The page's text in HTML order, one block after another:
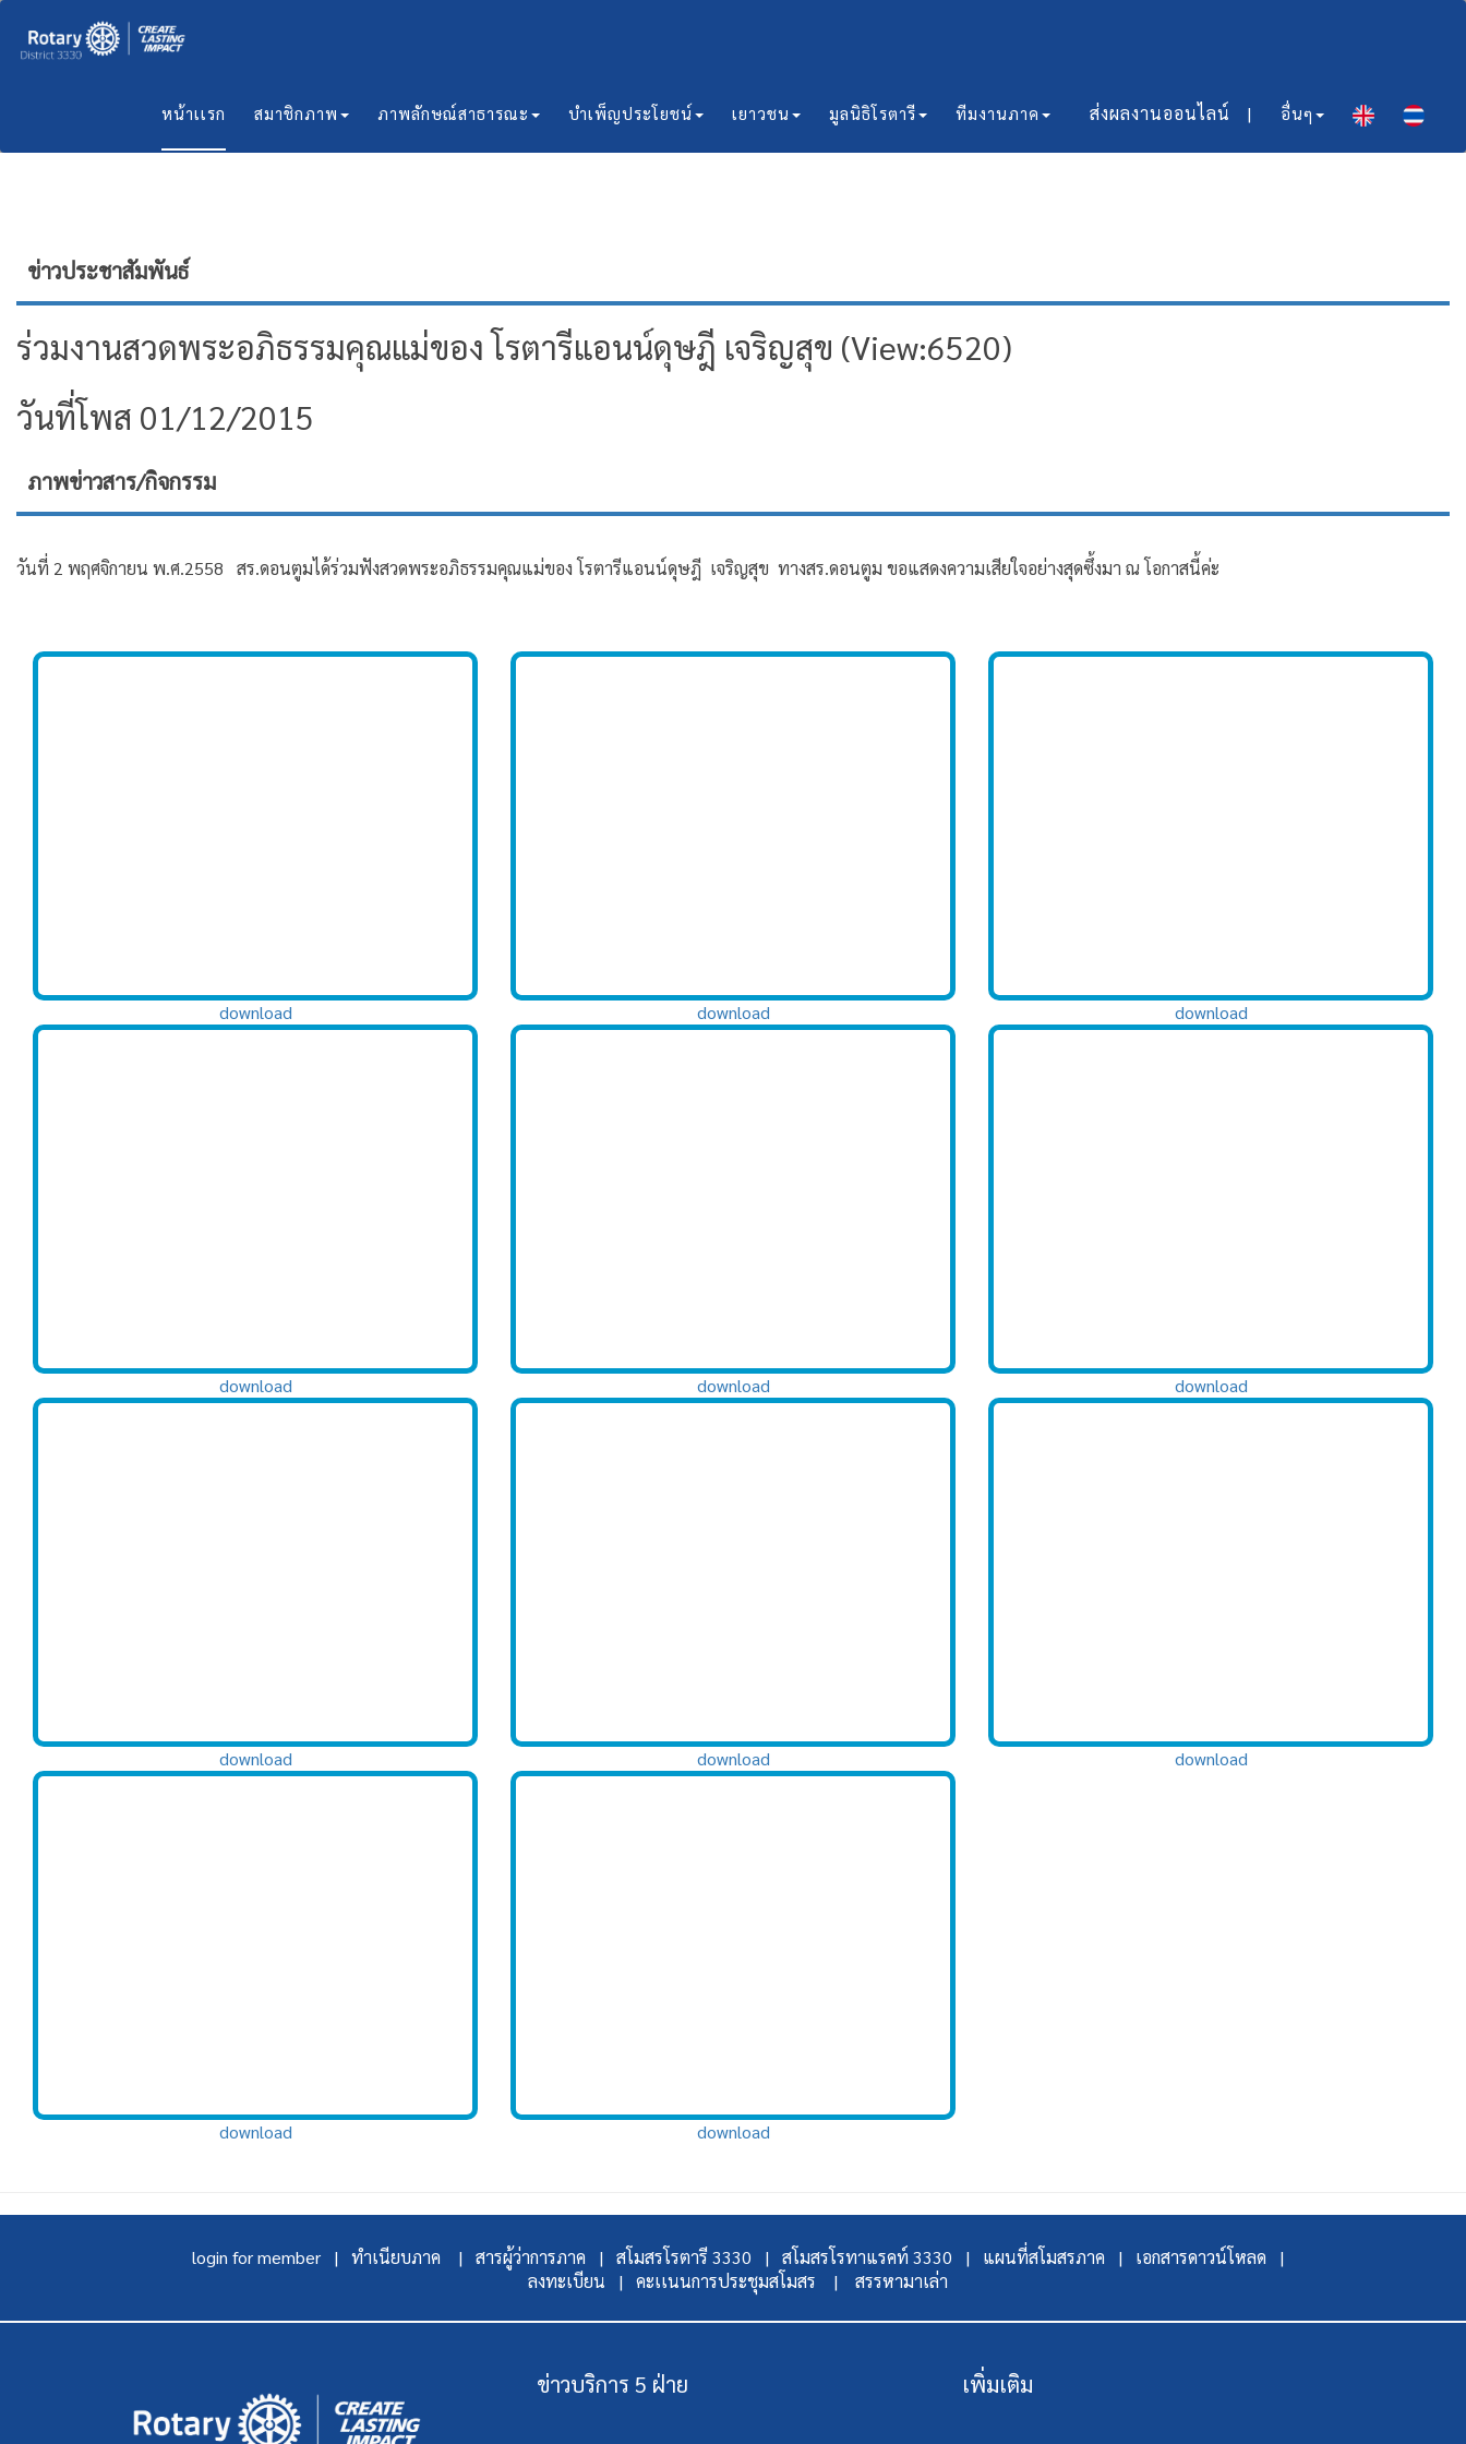
หน้าเเรก สมาชิกภาพ ภาพลักษณ์สาธารณะ บำเพ็ญประโยชน์ เยาวชน มูลนิธิโรตารี ทีมงานภาค ส่งผลงานออนไลน์​ | อื่นๆ
ข่าวประชาสัมพันธ์
ร่วมงานสวดพระอภิธรรมคุณแม่ของ โรตารีแอนน์ดุษฎี เจริญสุข (View:6520)
วันที่โพส 01/12/2015
ภาพข่าวสาร/กิจกรรม
วันที่ 2 พฤศจิกายน พ.ศ.2558 สร.ดอนตูมได้ร่วมฟังสวดพระอภิธรรมคุณแม่ของ โรตารีแอนน์ดุษฎี เจริญสุข ทางสร.ดอนตูม ขอแสดงความเสียใจอย่างสุดซึ้งมา ณ โอกาสนี้ค่ะ
download download download
download download download
download download download
download download
login for member | ทำเนียบภาค | สารผู้ว่าการภาค | สโมสรโรตารี 3330 | สโมสรโรทาแรคท์ 3330 | แผนที่สโมสรภาค |
เอกสารดาวน์โหลด |
ลงทะเบียน |
คะเเนนการประชุมสโมสร | สรรหามาเล่า
ข่าวบริการ 5 ฝ่าย เพิ่มเติม